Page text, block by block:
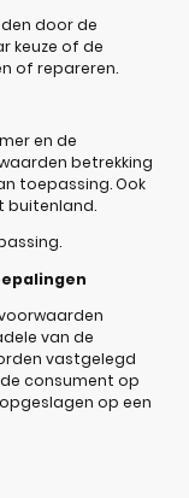
door de
keuze of de
of repareren.
en de
betrekking
toepassing. Ook
buitenland.
van de
vastgelegd
consument op
op een